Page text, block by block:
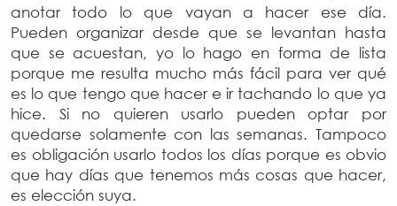
anotar todo lo que vayan a hacer ese día.
Pueden organizar desde que se levantan hasta
que se acuestan, yo lo hago en forma de lista
porque me resulta mucho más fácil para ver qué
es lo que tengo que hacer e ir tachando lo que ya
hice. Si no quieren usarlo pueden optar por
quedarse solamente con las semanas. Tampoco
es obligación usarlo todos los días porque es obvio
que hay días que tenemos más cosas que hacer,
es elección suya.